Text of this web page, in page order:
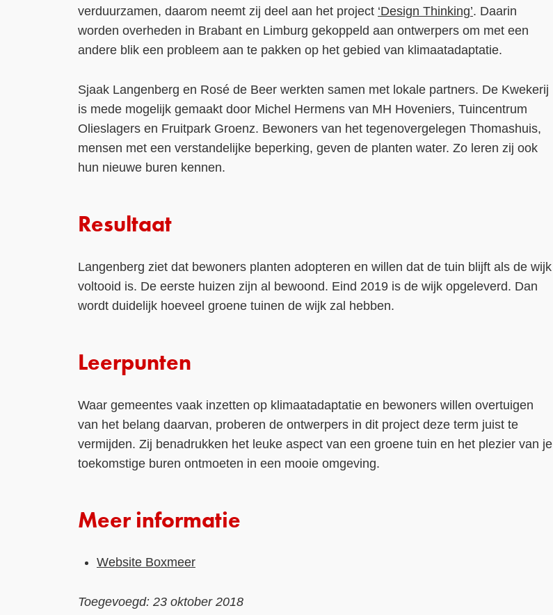
verduurzamen, daarom neemt zij deel aan het project ‘Design Thinking’. Daarin
worden overheden in Brabant en Limburg gekoppeld aan ontwerpers om met een
andere blik een probleem aan te pakken op het gebied van klimaatadaptatie.
Sjaak Langenberg en Rosé de Beer werkten samen met lokale partners. De Kwekerij
is mede mogelijk gemaakt door Michel Hermens van MH Hoveniers, Tuincentrum
Olieslagers en Fruitpark Groenz. Bewoners van het tegenovergelegen Thomashuis,
mensen met een verstandelijke beperking, geven de planten water. Zo leren zij ook
hun nieuwe buren kennen.
Resultaat
Langenberg ziet dat bewoners planten adopteren en willen dat de tuin blijft als de wijk
voltooid is. De eerste huizen zijn al bewoond. Eind 2019 is de wijk opgeleverd. Dan
wordt duidelijk hoeveel groene tuinen de wijk zal hebben.
Leerpunten
Waar gemeentes vaak inzetten op klimaatadaptatie en bewoners willen overtuigen
van het belang daarvan, proberen de ontwerpers in dit project deze term juist te
vermijden. Zij benadrukken het leuke aspect van een groene tuin en het plezier van je
toekomstige buren ontmoeten in een mooie omgeving.
Meer informatie
Website Boxmeer
Toegevoegd: 23 oktober 2018